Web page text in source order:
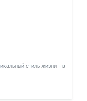
стиль жизни - в